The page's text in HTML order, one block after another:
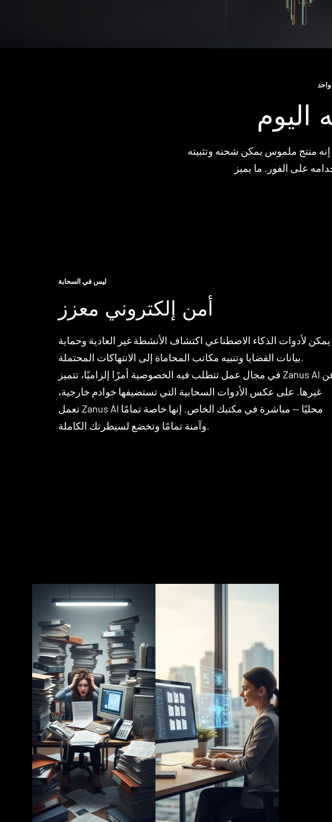
اليوم
منتج ملموس يمكن شحنه وتثبيته
ليس في السحابة
أمن إلكتروني معزز
يمكن لأدوات الذكاء الاصطناعي اكتشاف الأنشطة غير العادية وحماية
بيانات القضايا وتنبيه مكاتب المحاماة إلى الانتهاكات المحتملة.
في مجال عمل تتطلب فيه الخصوصية أمرًا إلزاميًا، تتميز Zanus AI عن
غيرها. على عكس الأدوات السحابية التي تستضيفها خوادم خارجية،
تعمل Zanus AI محليًا — مباشرة في مكتبك الخاص. إنها خاصة تمامًا
وآمنة تمامًا وتخضع لسيطرتك الكاملة.